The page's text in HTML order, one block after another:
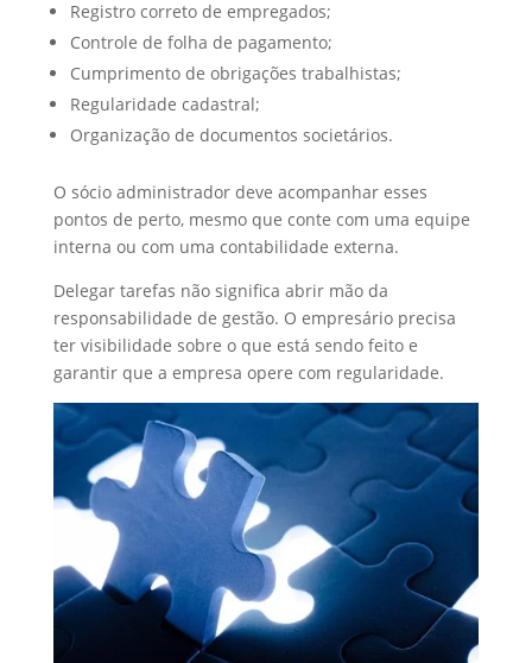
Registro correto de empregados;
Controle de folha de pagamento;
Cumprimento de obrigações trabalhistas;
Regularidade cadastral;
Organização de documentos societários.
O sócio administrador deve acompanhar esses
pontos de perto, mesmo que conte com uma equipe
interna ou com uma contabilidade externa.
Delegar tarefas não significa abrir mão da
responsabilidade de gestão. O empresário precisa
ter visibilidade sobre o que está sendo feito e
garantir que a empresa opere com regularidade.